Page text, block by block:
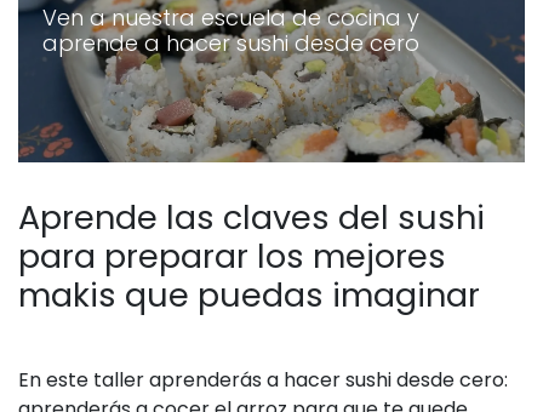
Ven a nuestra escuela de cocina y
aprende a hacer sushi desde cero
Aprende las claves del sushi
para preparar los mejores
makis que puedas imaginar
En este taller aprenderás a hacer sushi desde cero: